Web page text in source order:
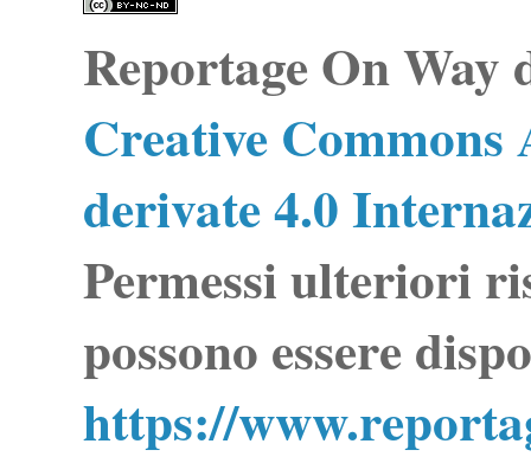
Reportage On Way
Creative
derivate 4.0
Permessi ulteriori
possono essere
https://